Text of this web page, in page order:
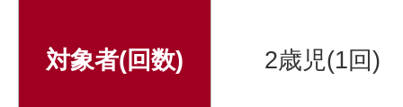
対象者(回数) 2歳児(1回)